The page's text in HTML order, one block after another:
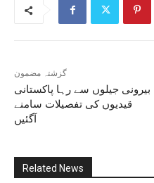
گزشتہ مضمون
بیرونی جیلوں سے رہا پاکستانی
قیدیوں کی تفصیلات سامنے
آگئیں
Related News